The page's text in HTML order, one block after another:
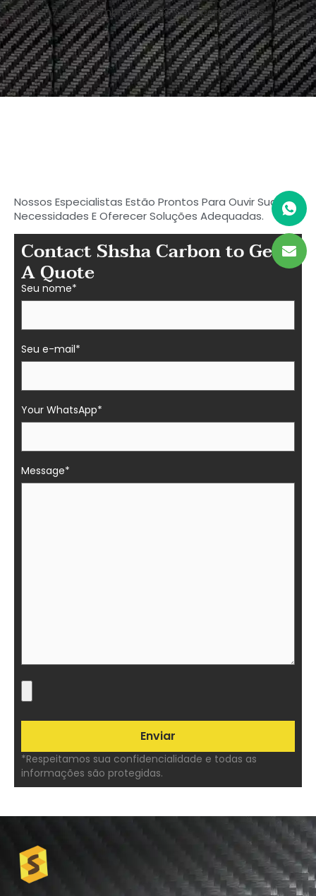
7 de novembro de 2023 Sem comentários
Nossos Especialistas Estão Prontos Para Ouvir Suas
Necessidades E Oferecer Soluções Adequadas.
Contact Shsha Carbon to Get
A Quote
Seu nome*
Seu e-mail*
Your WhatsApp*
Message*
*Respeitamos sua confidencialidade e todas as
informações são protegidas.